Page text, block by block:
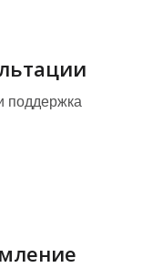
поддержка